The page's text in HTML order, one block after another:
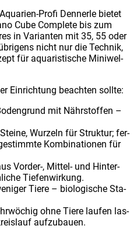
Pro­fi Den­ner­le bie­tet
Cube Com­ple­te bis zum
in Vari­an­ten mit 35, 55 oder
nicht nur die Tech­nik,
für aqua­ris­ti­sche Mini­wel­
Ein­rich­tung beach­ten soll­te:
mit Nähr­stof­fen –
Stei­ne, Wur­zeln für Struk­tur; fer­
Kom­bi­na­tio­nen für
Vor­der-, Mit­tel- und Hin­ter­
Tie­fen­wir­kung.
Tie­re – bio­lo­gi­sche Sta­
ohne Tie­re lau­fen las­
auf­zu­bau­en.